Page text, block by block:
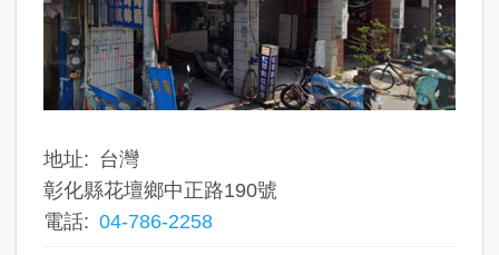
地址
台灣
彰化縣花壇鄉中正路190號
電話
04-786-2258